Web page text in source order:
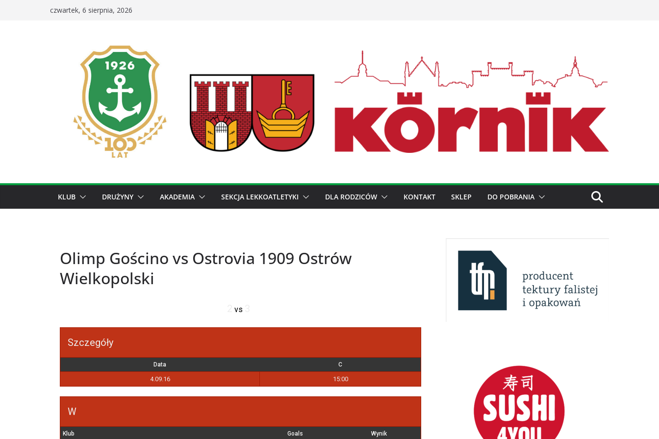
czwartek, 6 sierpnia, 2026
KLUB DRUŻYNY AKADEMIA SEKCJA LEKKOATLETYKI DLA RODZICÓW KONTAKT SKLEP DO POBRANIA
Olimp Gościno vs Ostrovia 1909 Ostrów
Wielkopolski
vs
Szczegóły
Data C
4.09.16 15:00
W
Klub Goals Wynik